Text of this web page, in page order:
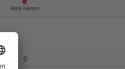
Rote Karten
0